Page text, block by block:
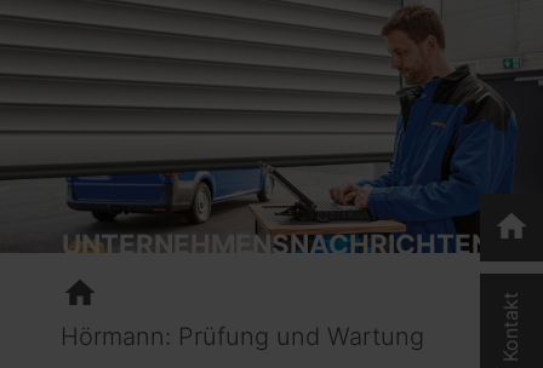
home
Kontakt
UNTERNEHMENSNACHRICHTEN
home
Hörmann: Prüfung und Wartung